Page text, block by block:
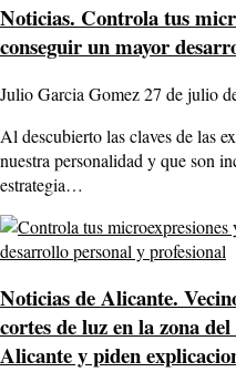
Noticias. Controla tus
conseguir un mayor
Julio Garcia Gomez27 de julio
Al descubierto las claves de las
nuestra personalidad y que son
estrategia…
Noticias de Alicante.
cortes de luz en la zona
Alicante y piden